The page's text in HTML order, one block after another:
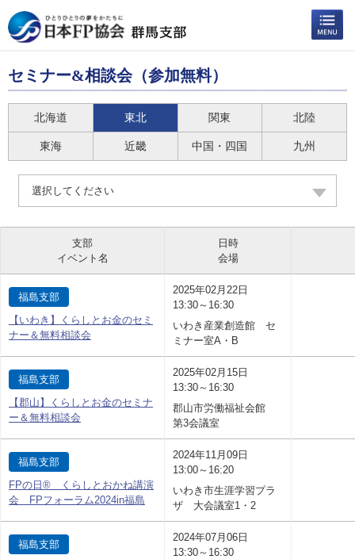
セミナー&相談会（参加無料）
北海道 東北 関東 北陸
東海 近畿 中国・四国 九州
選択してください
支部
イベント名
日時
会場
福島支部
【いわき】くらしとお金のセミ
ナー＆無料相談会
2025年02月22日
13:30～16:30
いわき産業創造館 セ
ミナー室A・B
福島支部
【郡山】くらしとお金のセミナ
ー＆無料相談会
2025年02月15日
13:30～16:30
郡山市労働福祉会館
第3会議室
福島支部
FPの日® くらしとおかね講演
会 FPフォーラム2024in福島
2024年11月09日
13:00～16:20
いわき市生涯学習プラ
ザ 大会議室1・2
福島支部
2024年07月06日
13:30～16:30